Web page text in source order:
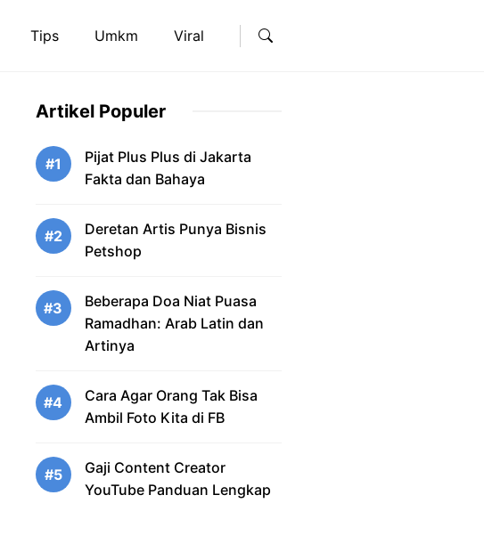
Tips Umkm Viral
Artikel Populer
#1
Pijat Plus Plus di Jakarta
Fakta dan Bahaya
#2
Deretan Artis Punya Bisnis
Petshop
#3
Beberapa Doa Niat Puasa
Ramadhan: Arab Latin dan
Artinya
#4
Cara Agar Orang Tak Bisa
Ambil Foto Kita di FB
#5
Gaji Content Creator
YouTube Panduan Lengkap